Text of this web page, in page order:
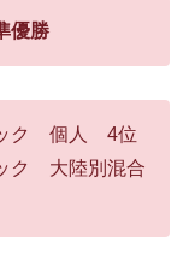
優勝
ック 個人 4位
ク 大陸別混合